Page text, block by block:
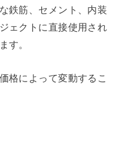
鉄筋、セメント、内装
ェクトに直接使用され
す。
格によって変動するこ